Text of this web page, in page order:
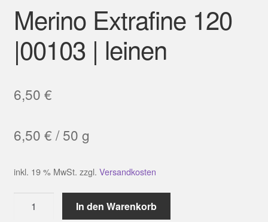
Merino Extrafine 120
|00103 | leinen
6,50 €
6,50 € /50 g
inkl. 19 % MwSt. zzgl. Versandkosten
Extrafine
In den Warenkorb